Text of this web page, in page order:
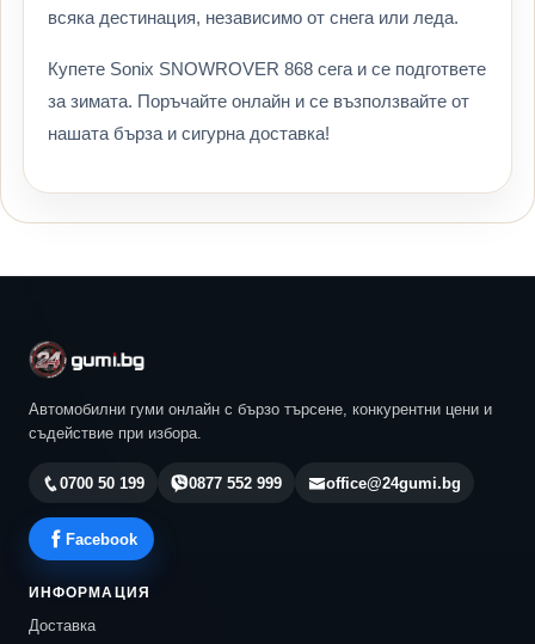
всяка дестинация, независимо от снега или леда.
Купете Sonix SNOWROVER 868 сега и се подгответе
за зимата. Поръчайте онлайн и се възползвайте от
нашата бърза и сигурна доставка!
Автомобилни гуми онлайн с бързо търсене, конкурентни цени и
съдействие при избора.
0700 50 199 0877 552 999 office@24gumi.bg
Facebook
ИНФОРМАЦИЯ
Доставка